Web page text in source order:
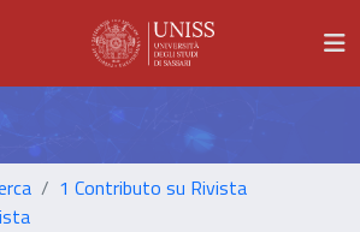
1 Contributo su Rivista